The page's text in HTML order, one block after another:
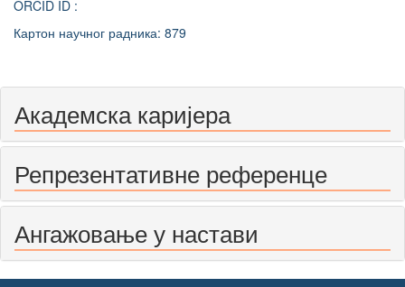
ORCID ID :
Картон научног радника: 879
Академска каријера
Репрезентативне референце
Ангажовање у настави